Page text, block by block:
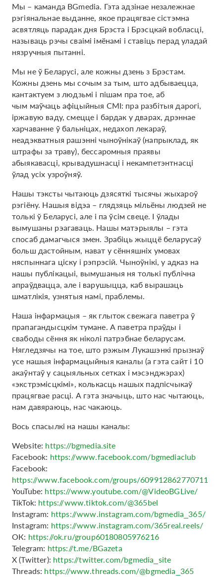
Мы – каманда BGmedia. Гэта адзінае незалежнае
рэгіянальнае выданне, якое працягвае сістэмна
асвятляць парадак дня Брэста і Брэсцкай вобласці,
называць рэчы сваімі імёнамі і ставіць перад уладай
нязручныя пытанні.
Мы не ў Беларусі, але кожны дзень з Брэстам.
Кожны дзень мы сочым за тым, што адбываецца,
кантактуем з людзьмі і пішам пра тое, аб
чым маўчаць афіцыйныя СМІ: пра разбітыя дарогі,
іржавую ваду, смецце і бардак у дварах, дрэннае
харчаванне ў бальніцах, недахоп лекараў,
неадэкватныя рашэнні чыноўнікаў (напрыклад, як
штрафы за траву), бессаромныя праявы
абыякавасці, крывадушнасці і некампетэнтнасці
ўлад усіх узроўняў.
Нашы тэксты чытаюць дзясяткі тысячы жыхароў
рэгіёну. Нашыя відэа – глядзяць мільёны людзей не
толькі ў Беларусі, але і па ўсім свеце. І ўлады
вымушаны рэагаваць. Нашы матэрыялы – гэта
спосаб дамагчыся змен. Зрабіць жыццё беларусаў
больш дастойным, нават у сённяшніх умовах
няспыннага ціску і рэпрэсій. Чыноўнікі, у адказ на
нашы публікацыі, вымушаныя ня толькі публічна
апраўдвацца, але і варушыцца, каб вырашаць
шматлікія, узнятыя намі, праблемы.
Наша інфармацыя – як глыток свежага паветра ў
прапагандысцкім тумане. А паветра праўды і
свабоды сёння як ніколі патрэбнае беларусам.
Нягледзячы на тое, што рэжым Лукашэнкі прызнаў
усе нашыя інфармацыйныя каналы (а гэта сайт і 10
акаўнтаў у сацыяльных сетках і мэсэнджэрах)
«экстрэмісцкімі», колькасць нашых падпісчыкаў
працягвае расці. А гэта значыць, што нас чытаюць,
нам давяраюць, нас чакаюць.
Вось спасылкі на нашы каналы:
Website: https://bgmedia.site
Facebook: https://www.facebook.com/bgmediaclub
Facebook:
https://www.facebook.com/groups/609912862770711
YouTube: https://www.youtube.com/@VideoBGLive/
TikTok: https://www.tiktok.com/@365bel
Instagram: https://www.instagram.com/bgmedia_365/
Instagram: https://www.instagram.com/365real.reels/
ОК: https://ok.ru/group60180805976216
Telegram: https://t.me/BGazeta
Х (Twitter): https://twitter.com/bgmedia_site
Threads: https://www.threads.com/@bgmedia_365